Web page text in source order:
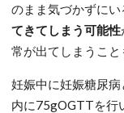
のまま気づかずにい
てきてしまう可能性
常が出てしまうこと
妊娠中に妊娠糖尿
内に75gOGTTを行